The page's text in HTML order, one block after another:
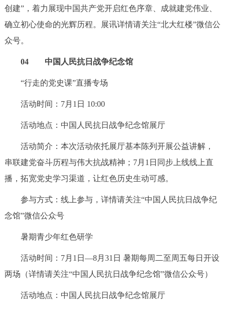
创建”，着力展现中国共产党开启红色序章、成就建党伟业、
确立初心使命的光辉历程。展讯详情请关注“北大红楼”微信公
众号。
04 中国人民抗日战争纪念馆
“行走的党史课”直播专场
活动时间：7月1日 10:00
活动地点：中国人民抗日战争纪念馆展厅
活动简介：本次活动依托展厅基本陈列开展公益讲解，
串联建党奋斗历程与伟大抗战精神；7月1日同步上线线上直
播，拓宽党史学习渠道，让红色历史生动可感。
参与方式：线上参与，详情请关注“中国人民抗日战争纪
念馆”微信公众号
暑期青少年红色研学
活动时间：7月1日—8月31日 暑期每周二至周五每日开设
两场（详情请关注“中国人民抗日战争纪念馆”微信公众号）
活动地点：中国人民抗日战争纪念馆展厅